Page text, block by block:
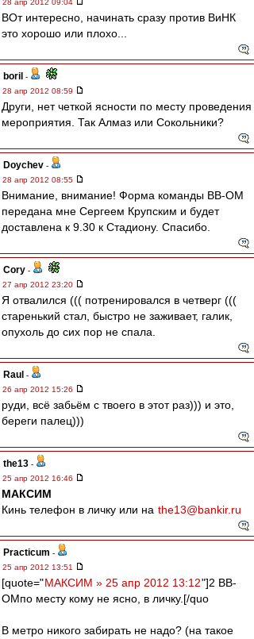
28 апр 2012 09:04
ВОт интересно, начинать сразу против ВиНК
это хорошо или плохо...
boril -
28 апр 2012 08:59
Други, нет четкой ясности по месту проведения
мероприятия. Так Алмаз или Сокольники?
Doychev -
28 апр 2012 08:55
Внимание, внимание! Форма команды ВВ-ОМ
передана мне Сергеем Крупским и будет
доставлена к 9.30 к Стадиону. Спасибо.
Cory -
27 апр 2012 23:20
Я отвалился ((( потренировался в четверг (((
старенький стал, быстро не заживает, галик,
опухоль до сих пор не спала.
Raul -
26 апр 2012 15:26
руди, всё забьём с твоего в этот раз))) и это,
береги палец)))
the13 -
25 апр 2012 16:46
МАКСИМ
Кинь телефон в личку или на the13@bankir.ru
Practicum -
25 апр 2012 13:51
[quote="МАКСИМ » 25 апр 2012 13:12"]2 ВВ-
ОМпо месту кому не ясно, в личку.[/quo
В метро никого забирать не надо? (на такое